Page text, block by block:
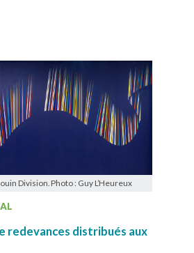
Division. Photo : Guy L’Heureux
redevances distribués aux